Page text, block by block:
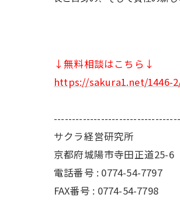
↓無料相談はこちら↓
https://sakura1.net/1446-
サクラ経営研究所
京都府城陽市寺田正道25-6
電話番号 : 0774-54-7797
FAX番号 : 0774-54-7798